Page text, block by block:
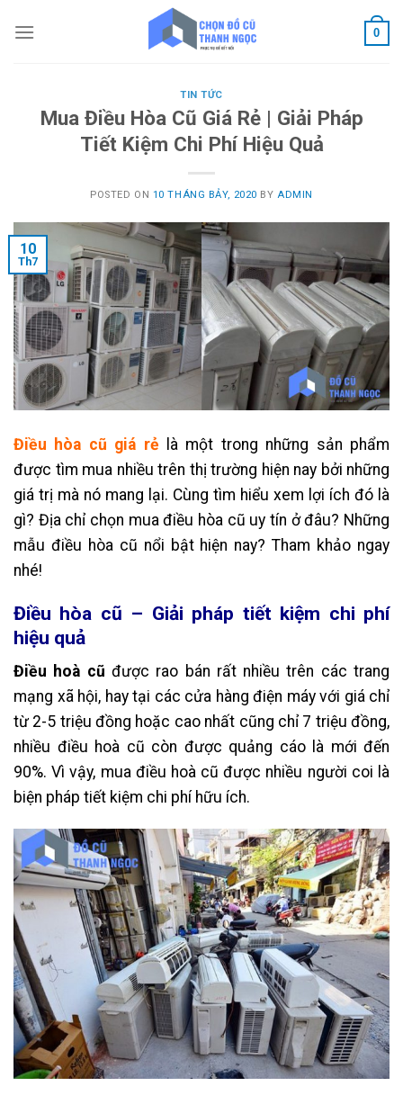
0
TIN TỨC
Mua Điều Hòa Cũ Giá Rẻ | Giải Pháp
Tiết Kiệm Chi Phí Hiệu Quả
POSTED ON 10 THÁNG BẢY, 2020 BY ADMIN
10
Th7
Điều hòa cũ giá rẻ là một trong những sản phẩm
được tìm mua nhiều trên thị trường hiện nay bởi những
giá trị mà nó mang lại. Cùng tìm hiểu xem lợi ích đó là
gì? Địa chỉ chọn mua điều hòa cũ uy tín ở đâu? Những
mẫu điều hòa cũ nổi bật hiện nay? Tham khảo ngay
nhé!
Điều hòa cũ – Giải pháp tiết kiệm chi phí
hiệu quả
Điều hoà cũ được rao bán rất nhiều trên các trang
mạng xã hội, hay tại các cửa hàng điện máy với giá chỉ
từ 2-5 triệu đồng hoặc cao nhất cũng chỉ 7 triệu đồng,
nhiều điều hoà cũ còn được quảng cáo là mới đến
90%. Vì vậy, mua điều hoà cũ được nhiều người coi là
biện pháp tiết kiệm chi phí hữu ích.